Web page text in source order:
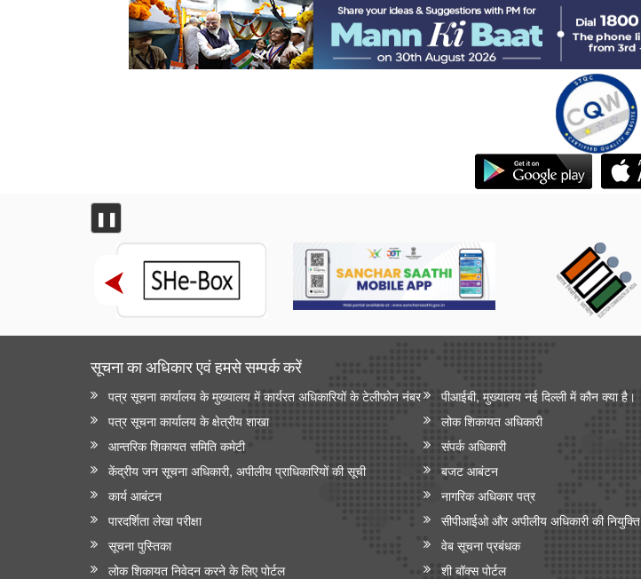
❚❚
सूचना का अधिकार एवं हमसे सम्‍पर्क करें
पत्र सूचना कार्यालय के मुख्यालय में कार्यरत अधिकारियों के टेलीफोन नंबर
पीआईबी, मुख्यालय नई दिल्ली में कौन क्या है।
पत्र सूचना कार्यालय के क्षेत्रीय शाखा
लोक शिकायत अधिकारी
आन्‍तरिक शिकायत समिति कमेटी
संपर्क अधिकारी
केंद्रीय जन सूचना अधिकारी, अपीलीय प्राधिकारियों की सूची
बजट आबंटन
कार्य आबंटन
नागरिक अधिकार पत्र
पारदर्शिता लेखा परीक्षा
सीपीआईओ और अपी‍लीय अधिकारी की नियुक्ति
सूचना पुस्तिका
वेब सूचना प्रबंधक
लोक शिकायत निवेदन करने के लिए पोर्टल
शी बॉक्स पोर्टल